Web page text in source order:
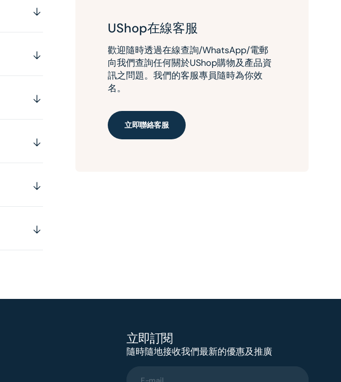
UShop在線客服
歡迎隨時透過在線查詢/WhatsApp/電郵
向我們查詢任何關於UShop購物及產品資
訊之問題。我們的客服專員隨時為你效
名。
立即聯絡客服
立即訂閱
隨時隨地接收我們最新的優惠及推廣
E-mail